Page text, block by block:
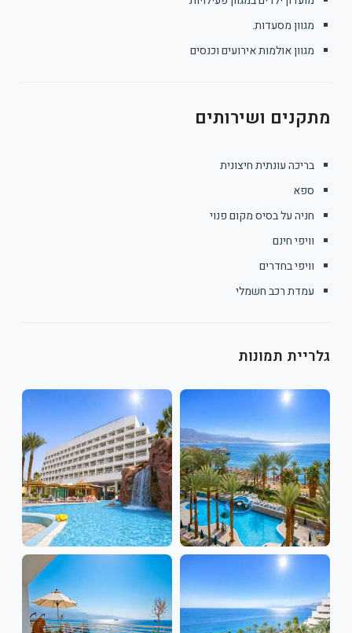
מגוון מסעדות.
מגוון אולמות אירועים וכנסים
מתקנים ושירותים
בריכה עונתית חיצונית
ספא
חניה על בסיס מקום פנוי
וויפי חינם
וויפי בחדרים
עמדת רכב חשמלי
גלריית תמונות